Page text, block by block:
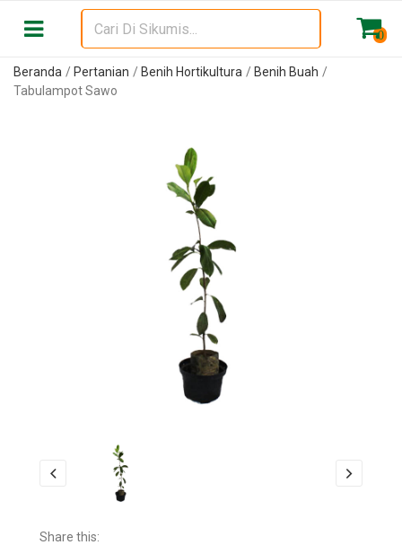
0
Beranda Pertanian Benih Hortikultura
Benih Buah
Tabulampot Sawo
Share this: